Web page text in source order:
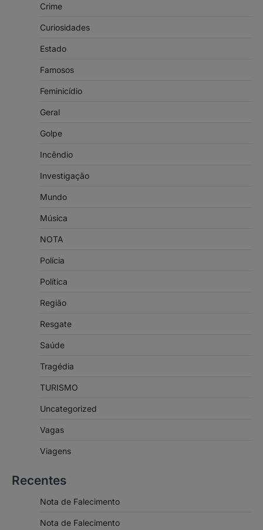
Crime
Curiosidades
Estado
Famosos
Feminicídio
Geral
Golpe
Incêndio
Investigação
Mundo
Música
NOTA
Polícia
Política
Região
Resgate
Saúde
Tragédia
TURISMO
Uncategorized
Vagas
Viagens
Recentes
Nota de Falecimento
Nota de Falecimento